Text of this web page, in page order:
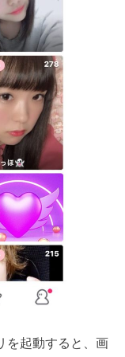
を起動すると、画